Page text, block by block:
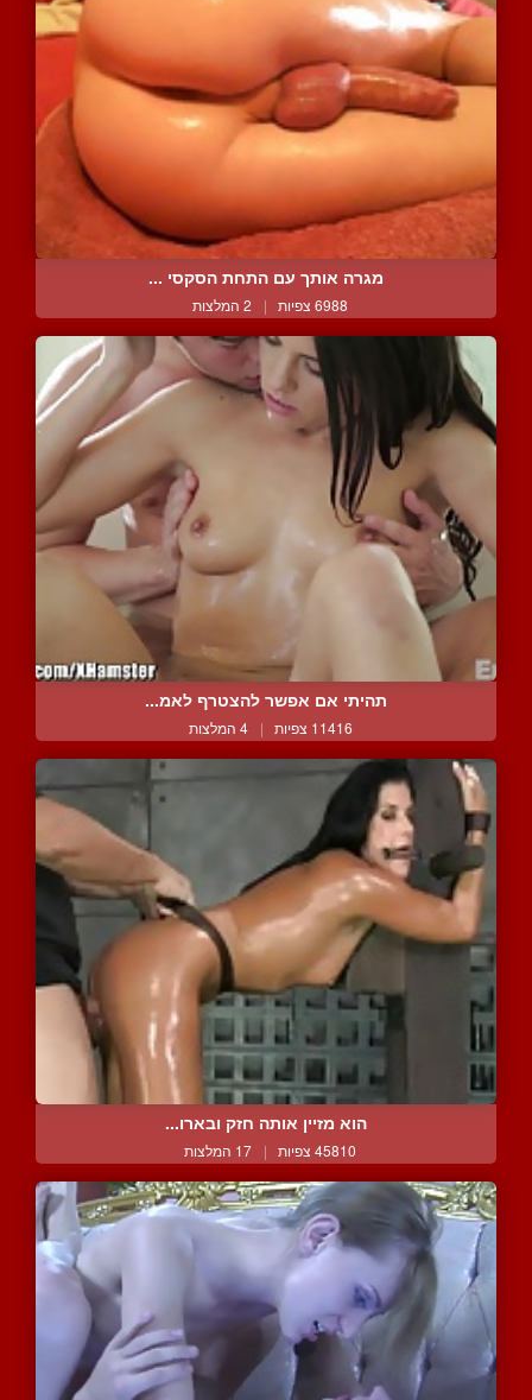
מגרה אותך עם התחת הסקסי ...
6988 צפיות | 2 המלצות
תהיתי אם אפשר להצטרף לאמ...
11416 צפיות | 4 המלצות
הוא מזיין אותה חזק ובארו...
45810 צפיות | 17 המלצות